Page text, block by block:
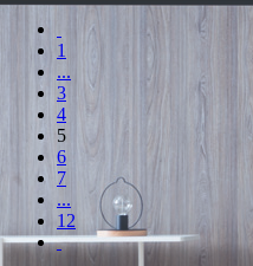
1
...
3
4
5
6
7
...
12